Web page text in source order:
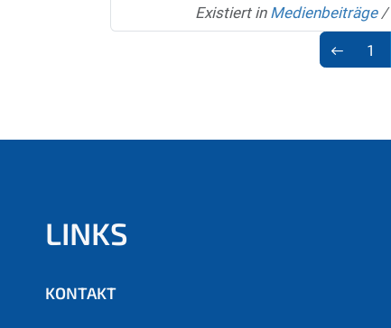
Existiert in Medienbeiträge /
1
LINKS
KONTAKT